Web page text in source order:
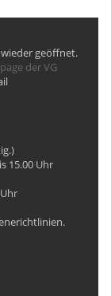
geöffnet.
der VG
15.00 Uhr